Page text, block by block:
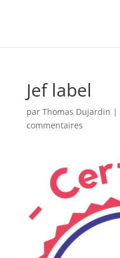
Jef label
par Thomas Dujardin |
commentaires